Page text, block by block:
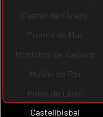
Castell de l´Areny
Premià de Mar
Monistrol de Calders
Molins de Rei
Pobla de Lillet
Castellbisbal